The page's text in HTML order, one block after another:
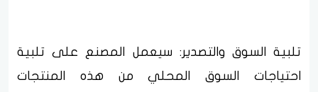
تلبية السوق والتصدير: سيعمل المصنع على تلبية
احتياجات السوق المحلي من هذه المنتجات